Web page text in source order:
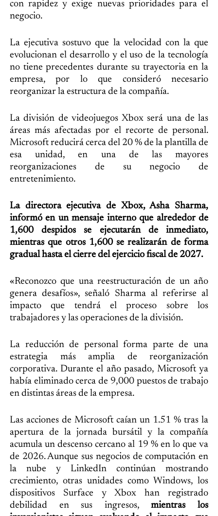
con rapidez y exige nuevas prioridades para el
negocio.
La ejecutiva sostuvo que la velocidad con la que
evolucionan el desarrollo y el uso de la tecnología
no tiene precedentes durante su trayectoria en la
empresa, por lo que consideró necesario
reorganizar la estructura de la compañía.
La división de videojuegos Xbox será una de las
áreas más afectadas por el recorte de personal.
Microsoft reducirá cerca del 20 % de la plantilla de
esa unidad, en una de las mayores
reorganizaciones de su negocio de
entretenimiento.
La directora ejecutiva de Xbox, Asha Sharma,
informó en un mensaje interno que alrededor de
1,600 despidos se ejecutarán de inmediato,
mientras que otros 1,600 se realizarán de forma
gradual hasta el cierre del ejercicio fiscal de 2027.
«Reconozco que una reestructuración de un año
genera desafíos», señaló Sharma al referirse al
impacto que tendrá el proceso sobre los
trabajadores y las operaciones de la división.
La reducción de personal forma parte de una
estrategia más amplia de reorganización
corporativa. Durante el año pasado, Microsoft ya
había eliminado cerca de 9,000 puestos de trabajo
en distintas áreas de la empresa.
Las acciones de Microsoft caían un 1.51 % tras la
apertura de la jornada bursátil y la compañía
acumula un descenso cercano al 19 % en lo que va
de 2026. Aunque sus negocios de computación en
la nube y LinkedIn continúan mostrando
crecimiento, otras unidades como Windows, los
dispositivos Surface y Xbox han registrado
debilidad en sus ingresos,mientras los